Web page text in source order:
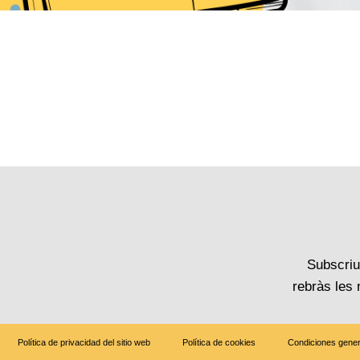
rebràs les
Política de privacidad del sitio web Política de cookies Condiciones